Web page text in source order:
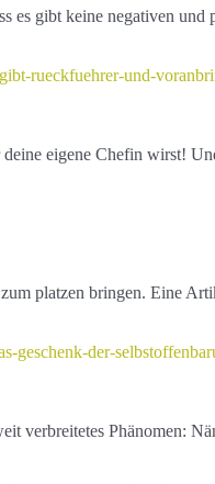
es gibt keine negativen
rueckfuehrer-und-
eigene Chefin wirst!
platzen bringen. Eine
geschenk-der-
verbreitetes Phänomen: